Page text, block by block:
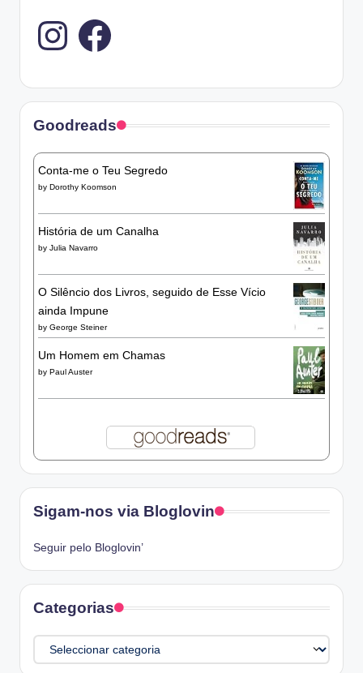
Instagram
Goodreads
Conta-me o Teu Segredo
by Dorothy Koomson
História de um Canalha
by Julia Navarro
O Silêncio dos Livros, seguido de Esse Vício
ainda Impune
by George Steiner
Um Homem em Chamas
by Paul Auster
Sigam-nos via Bloglovin
Seguir pelo Bloglovin’
Categorias
Categorias